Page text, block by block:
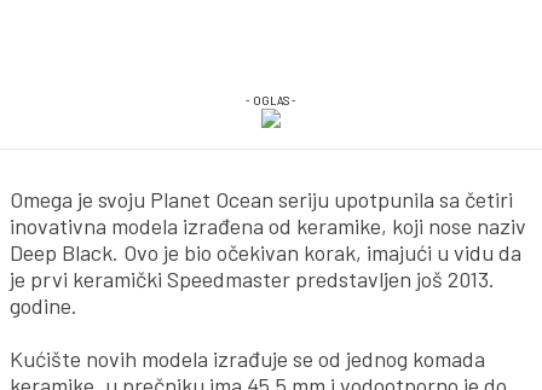
- OGLAS -
Omega je svoju Planet Ocean seriju upotpunila sa četiri
inovativna modela izrađena od keramike, koji nose naziv
Deep Black. Ovo je bio očekivan korak, imajući u vidu da
je prvi keramički Speedmaster predstavljen još 2013.
godine.
Kućište novih modela izrađuje se od jednog komada